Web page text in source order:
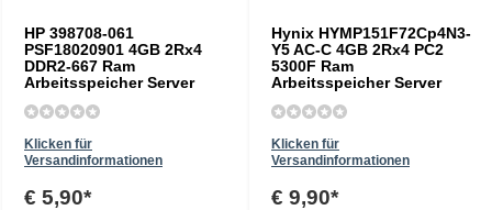
HP 398708-061
PSF18020901 4GB 2Rx4
DDR2-667 Ram
Arbeitsspeicher Server
Klicken für
Versandinformationen
€ 5,90*
Hynix HYMP151F72Cp4N3-
Y5 AC-C 4GB 2Rx4 PC2
5300F Ram
Arbeitsspeicher Server
Klicken für
Versandinformationen
€ 9,90*